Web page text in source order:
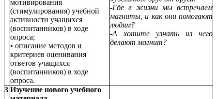
мотивирования
(стимулирования) учебной
активности учащихся
(воспитанников) в ходе
опроса;
• описание методов и
критериев оценивания
ответов учащихся
(воспитанников) в ходе
опроса.
-Где в жизни мы встречаем
магниты, и как они помогают
людям?
-А хотите узнать из чего
делают магнит?
3 Изучение нового учебного